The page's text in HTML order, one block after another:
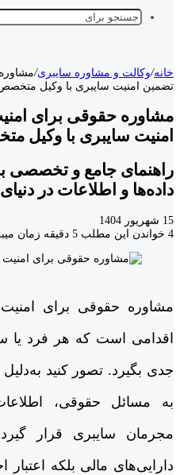
خانه/وکالت و مشاوره سایبری/
تضمین امنیت سایبری با وکیل
مشاوره حقوقی برای
امنیت سایبری با وکیل
راهنمای جامع و تخصصی
داده‌ها و اطلاعات در
15 شهریور 1404
4 خواندن این مطلب 5 دقیقه زمان میبرد
مشاوره حقوقی برای
اقدامی است که هر فرد یا
جدی بگیرد. تصور کنید
به مسائل حقوقی،
مجرمان سایبری قرار
دارایی‌های مالی بلکه اعتبار